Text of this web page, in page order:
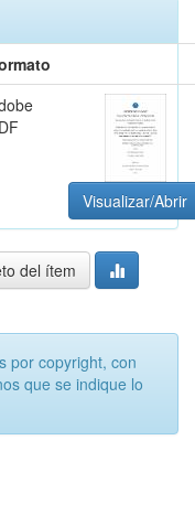
Visualizar/Abrir
del ítem
por copyright, con
que se indique lo